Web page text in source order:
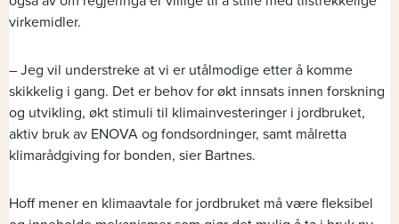
virkemidler.
– Jeg vil understreke at vi er utålmodige etter å komme
skikkelig i gang. Det er behov for økt innsats innen forskning
og utvikling, økt stimuli til klimainvesteringer i jordbruket,
aktiv bruk av ENOVA og fondsordninger, samt målretta
klimarådgiving for bonden, sier Bartnes.
Hoff mener en klimaavtale for jordbruket må være fleksibel